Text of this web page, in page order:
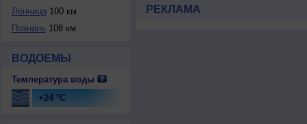
Ленчица100 км
Познань 108 км
ВОДОЕМЫ
Температура воды
+24 °C
РЕКЛАМА